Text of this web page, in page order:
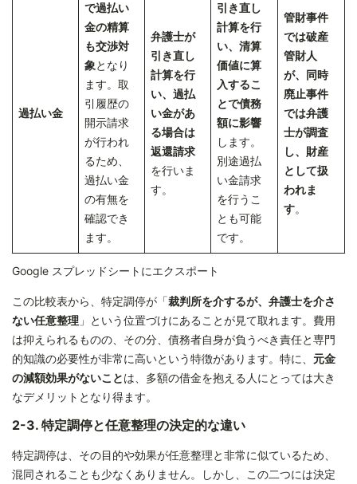
過払い金
で過払い
金の精算
も交渉対
象となり
ます。取
引履歴の
開示請求
が行われ
るため、
過払い金
の有無を
確認でき
ます。
弁護士が
引き直し
計算を行
い、過払
い金があ
る場合は
返還請求
を行いま
す。
引き直し
計算を行
い、清算
価値に算
入するこ
とで債務
額に影響
します。
別途過払
い金請求
を行うこ
とも可能
です。
管財事件
では破産
管財人
が、同時
廃止事件
では弁護
士が調査
し、財産
として扱
われま
す。
Google スプレッドシートにエクスポート
この比較表から、特定調停が「裁判所を介するが、弁護士を介さ
ない任意整理 」という位置づけにあることが見て取れます。費用
は抑えられるものの、その分、債務者自身が負うべき責任と専門
的知識の必要性が非常に高いという特徴があります。特に、 元金
の減額効果がないことは、多額の借金を抱える人にとっては大き
なデメリットとなり得ます。
2-3. 特定調停と任意整理の決定的な違い
特定調停は、その目的や効果が任意整理と非常に似ているため、
混同されることも少なくありません。しかし、この二つには決定